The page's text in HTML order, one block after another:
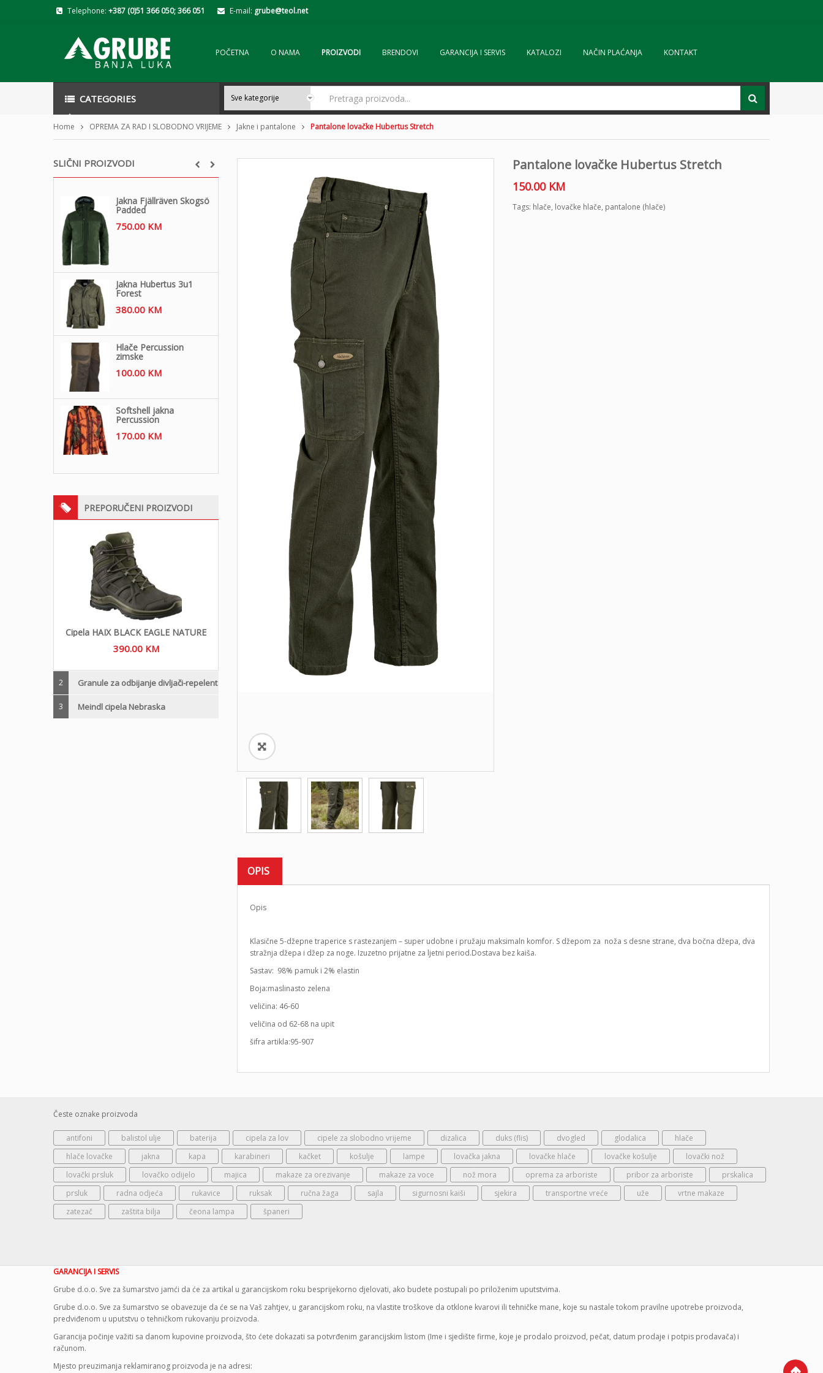
Telephone: +387 (0)51 366 050; 366 051 E-mail: grube@teol.net
POČETNA O NAMA PROIZVODI BRENDOVI GARANCIJA I SERVIS KATALOZI NAČIN PLAĆANJA KONTAKT
CATEGORIES
Home OPREMA ZA RAD I SLOBODNO VRIJEME Jakne i pantalone Pantalone lovačke Hubertus Stretch
SLIČNI PROIZVODI
Jakna Fjällräven Skogsö
Padded
750.00 KM
Jakna Hubertus 3u1
Forest
380.00 KM
Hlače Percussion
zimske
100.00 KM
Softshell jakna
Percussion
170.00 KM
PREPORUČENI PROIZVODI
Cipela HAIX BLACK EAGLE NATURE
390.00 KM
2 Granule za odbijanje divljači-repelent
3 Meindl cipela Nebraska
Pantalone lovačke Hubertus Stretch
150.00 KM
Tags: hlače, lovačke hlače, pantalone (hlače)
OPIS
Opis
Klasične 5-džepne traperice s rastezanjem – super udobne i pružaju maksimaln komfor. S džepom za noža s desne strane, dva bočna džepa, dva
stražnja džepa i džep za noge. Izuzetno prijatne za ljetni period.Dostava bez kaiša.
Sastav: 98% pamuk i 2% elastin
Boja:maslinasto zelena
veličina: 46-60
veličina od 62-68 na upit
šifra artikla:95-907
Česte oznake proizvoda
antifoni balistol ulje baterija cipela za lov cipele za slobodno vrijeme dizalica duks (flis) dvogled glodalica
hlače
hlače lovačke
jakna kapa karabineri kačket košulje lampe lovačka jakna lovačke hlače lovačke košulje
lovački nož
lovački prsluk
lovačko odijelo majica makaze za orezivanje makaze za voce nož mora oprema za arboriste pribor za arboriste
prskalica
prsluk
radna odjeća rukavice ruksak ručna žaga sajla sigurnosni kaiši sjekira transportne vreće uže
vrtne makaze
zatezač
zaštita bilja čeona lampa španeri
GARANCIJA I SERVIS
Grube d.o.o. Sve za šumarstvo jamći da će za artikal u garancijskom roku besprijekorno djelovati, ako budete postupali po priloženim uputstvima.
Grube d.o.o. Sve za šumarstvo se obavezuje da će se na Vaš zahtjev, u garancijskom roku, na vlastite troškove da otklone kvarovi ili tehničke mane, koje su nastale tokom pravilne upotrebe proizvoda,
predviđenom u uputstvu o tehničkom rukovanju proizvoda.
Garancija počinje važiti sa danom kupovine proizvoda, što ćete dokazati sa potvrđenim garancijskim listom (Ime i sjedište firme, koje je prodalo proizvod, pečat, datum prodaje i potpis prodavača) i
računom.
Mjesto preuzimanja reklamiranog proizvoda je na adresi: